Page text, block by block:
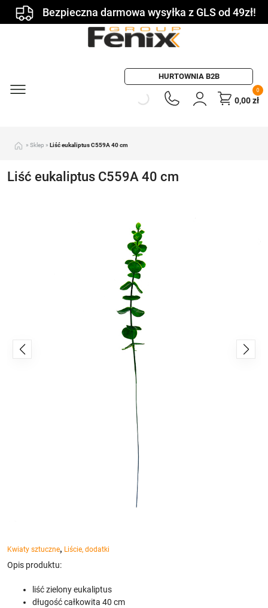
Bezpieczna darmowa wysyłka z GLS od 49zł!
HURTOWNIA B2B
0
0,00zł
» Sklep » Liść eukaliptus C559A 40 cm
Liść eukaliptus C559A 40 cm
Kwiaty sztuczne, Liście, dodatki
Opis produktu:
liść zielony eukaliptus
długość całkowita 40 cm